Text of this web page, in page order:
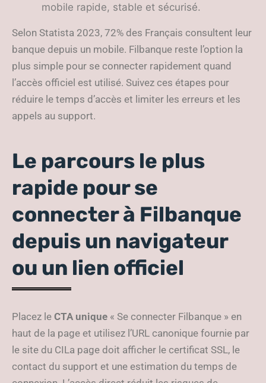
mobile rapide, stable et sécurisé.
Selon Statista 2023, 72% des Français consultent leur
banque depuis un mobile. Filbanque reste l’option la
plus simple pour se connecter rapidement quand
l’accès officiel est utilisé. Suivez ces étapes pour
réduire le temps d’accès et limiter les erreurs et les
appels au support.
Le parcours le plus
rapide pour se
connecter à Filbanque
depuis un navigateur
ou un lien officiel
Placez le CTA unique « Se connecter Filbanque » en
haut de la page et utilisez l’URL canonique fournie par
le site du CILa page doit afficher le certificat SSL, le
contact du support et une estimation du temps de